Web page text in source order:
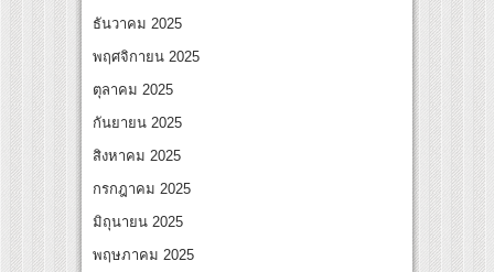
ธันวาคม 2025
พฤศจิกายน 2025
ตุลาคม 2025
กันยายน 2025
สิงหาคม 2025
กรกฎาคม 2025
มิถุนายน 2025
พฤษภาคม 2025